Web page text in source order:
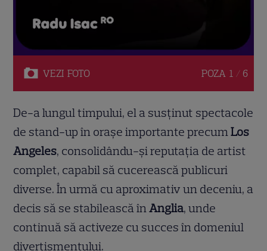
VEZI FOTO POZA 1 / 6
De-a lungul timpului, el a susținut spectacole
de stand-up în orașe importante precumLos
Angeles, consolidându-și reputația de artist
complet, capabil să cucerească publicuri
diverse. În urmă cu aproximativ un deceniu, a
decis să se stabilească înAnglia, unde
continuă să activeze cu succes în domeniul
divertismentului.